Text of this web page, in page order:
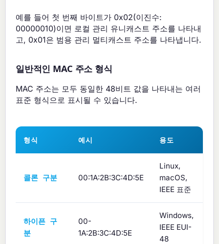
예를 들어 첫 번째 바이트가 0x02(이진수:
00000010)이면 로컬 관리 유니캐스트 주소를 나타내
고, 0x01은 범용 관리 멀티캐스트 주소를 나타냅니다.
일반적인 MAC 주소 형식
MAC 주소는 모두 동일한 48비트 값을 나타내는 여러
표준 형식으로 표시될 수 있습니다.
형식 예시 용도
콜론 구분 00:1A:2B:3C:4D:5E
Linux,
macOS,
IEEE 표준
하이픈 구
분
00-
1A:2B:3C:4D:5E
Windows,
IEEE EUI-
48